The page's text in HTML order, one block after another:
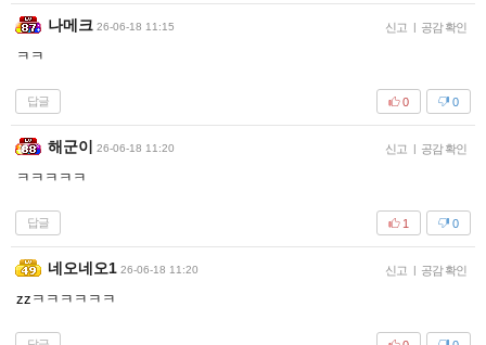
나메크 26-06-18 11:15 신고 | 공감 확인
ㅋㅋ
답글 0
0
해군이 26-06-18 11:20 신고 | 공감 확인
ㅋㅋㅋㅋㅋ
답글 0
1
네오네오1 26-06-18 11:20 신고 | 공감 확인
zzㅋㅋㅋㅋㅋㅋ